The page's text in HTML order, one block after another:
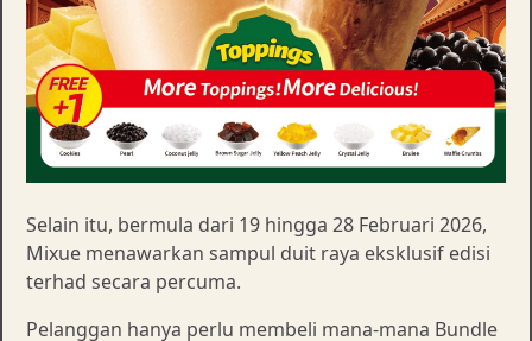
Selain itu, bermula dari 19 hingga 28 Februari 2026,
Mixue menawarkan sampul duit raya eksklusif edisi
terhad secara percuma.
Pelanggan hanya perlu membeli mana-mana Bundle